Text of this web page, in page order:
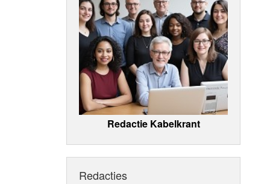
Redactie Kabelkrant
Redacties